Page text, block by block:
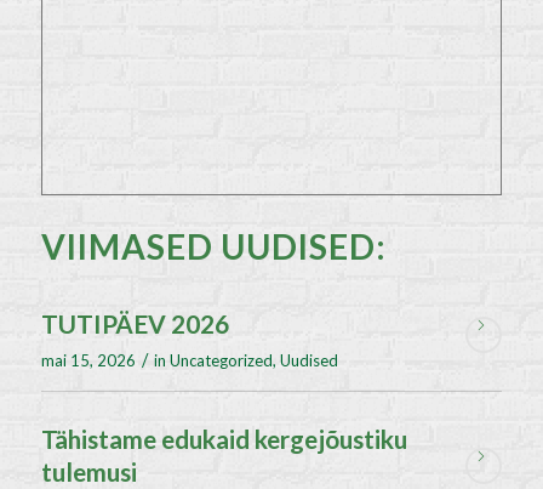
VIIMASED UUDISED:
TUTIPÄEV 2026
mai 15, 2026 / in Uncategorized, Uudised
Tähistame edukaid kergejõustiku
tulemusi